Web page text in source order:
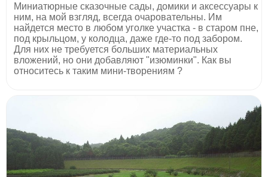
Миниатюрные сказочные сады, домики и аксессуары к
ним, на мой взгляд, всегда очаровательны. Им
найдется место в любом уголке участка - в старом пне,
под крыльцом, у колодца, даже где-то под забором.
Для них не требуется больших материальных
вложений, но они добавляют "изюминки". Как вы
относитесь к таким мини-творениям ?